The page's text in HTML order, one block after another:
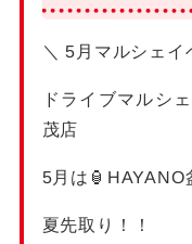
＼ 5月マルシェ
ドライブマルシ
茂店
5月は🏮HAYANO
夏先取り！！